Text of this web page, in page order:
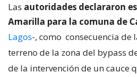
Las autoridades declararon
Amarilla para la comuna de
Lagos-, como consecuencia de
terreno de la zona del bypass
de la intervención de un cauce